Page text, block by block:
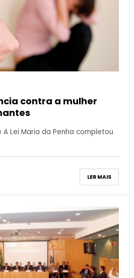
contra a mulher
Lei Maria da Penha completou
LER MAIS